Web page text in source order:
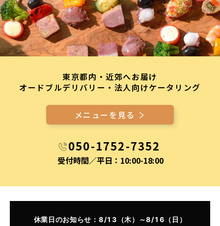
東京都内・近郊へお届け
オードブルデリバリー・法人向けケータリング
メニューを見る
050-1752-7352
受付時間／平日：10:00-18:00
休業日のお知らせ：8/13（木）～8/16（日）